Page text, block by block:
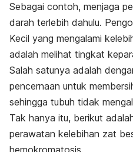
Sebagai contoh, menjaga
darah terlebih dahulu.
Kecil yang mengalami
adalah melihat tingkat
Salah satunya adalah
pencernaan untuk
sehingga tubuh tidak
Tak hanya itu, berikut
perawatan kelebihan zat